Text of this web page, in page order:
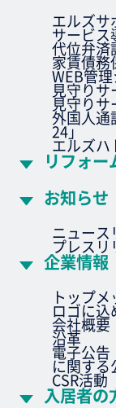
エルズサ
サービス
代位弁済
家賃債務
WEB管理
見守り
見守りサ
外国人通
24」
エルズハ
リフォ
お知らせ
ニュース
プレスリ
企業情報
トップ
ロゴに込
会社概要
沿革
電子公告
に関する
CSR活動
入居者の